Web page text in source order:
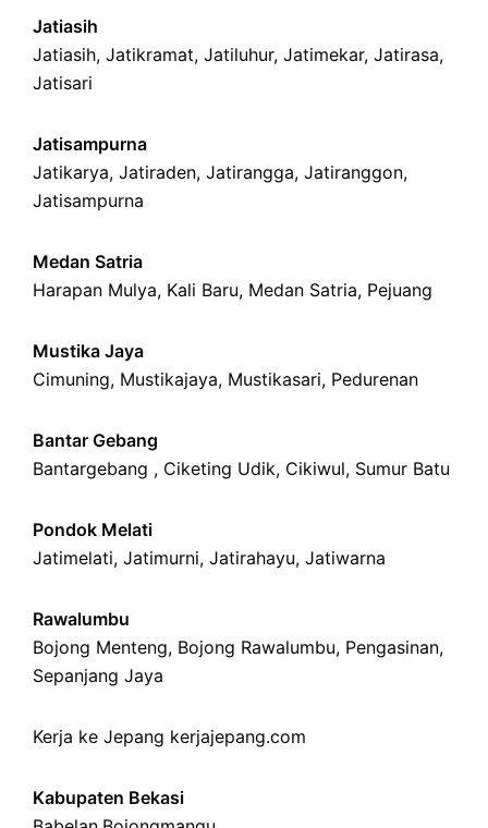
Jatiasih
Jatiasih, Jatikramat, Jatiluhur, Jatimekar, Jatirasa,
Jatisari
Jatisampurna
Jatikarya, Jatiraden, Jatirangga, Jatiranggon,
Jatisampurna
Medan Satria
Harapan Mulya, Kali Baru, Medan Satria, Pejuang
Mustika Jaya
Cimuning, Mustikajaya, Mustikasari, Pedurenan
Bantar Gebang
Bantargebang , Ciketing Udik, Cikiwul, Sumur Batu
Pondok Melati
Jatimelati, Jatimurni, Jatirahayu, Jatiwarna
Rawalumbu
Bojong Menteng, Bojong Rawalumbu, Pengasinan,
Sepanjang Jaya
Kerja ke Jepang kerjajepang.com
Kabupaten Bekasi